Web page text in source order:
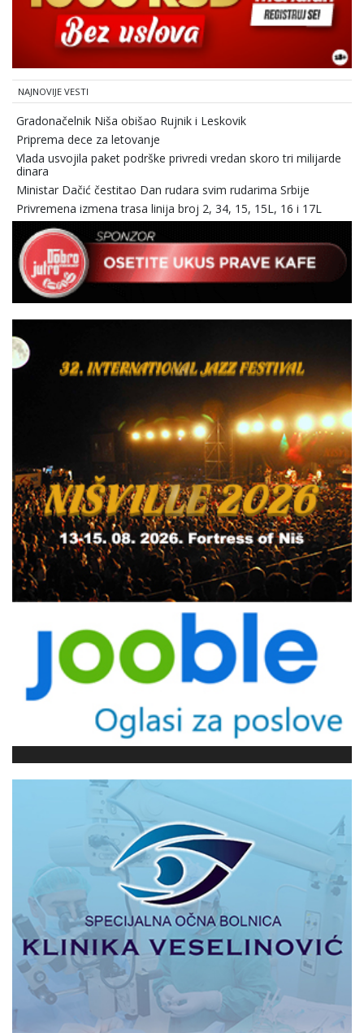
NAJNOVIJE VESTI
Gradonačelnik Niša obišao Rujnik i Leskovik
Priprema dece za letovanje
Vlada usvojila paket podrške privredi vredan skoro tri milijarde
dinara
Ministar Dačić čestitao Dan rudara svim rudarima Srbije
Privremena izmena trasa linija broj 2, 34, 15, 15L, 16 i 17L